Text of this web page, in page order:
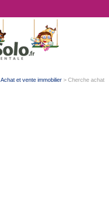
Achat et vente immobilier> Cherche achat